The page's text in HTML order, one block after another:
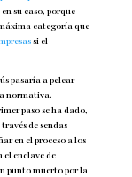
su caso, porque
categoría que
si el
pasaría a pelear
normativa.
paso se ha dado,
de sendas
en el proceso a los
enclave de
punto muerto por la